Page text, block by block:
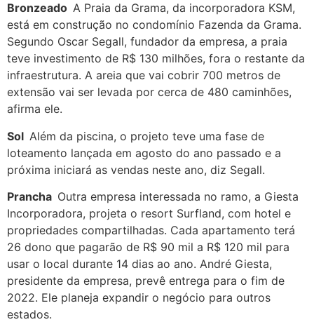
Bronzeado A Praia da Grama, da incorporadora KSM,
está em construção no condomínio Fazenda da Grama.
Segundo Oscar Segall, fundador da empresa, a praia
teve investimento de R$ 130 milhões, fora o restante da
infraestrutura. A areia que vai cobrir 700 metros de
extensão vai ser levada por cerca de 480 caminhões,
afirma ele.
Sol Além da piscina, o projeto teve uma fase de
loteamento lançada em agosto do ano passado e a
próxima iniciará as vendas neste ano, diz Segall.
Prancha Outra empresa interessada no ramo, a Giesta
Incorporadora, projeta o resort Surfland, com hotel e
propriedades compartilhadas. Cada apartamento terá
26 dono que pagarão de R$ 90 mil a R$ 120 mil para
usar o local durante 14 dias ao ano. André Giesta,
presidente da empresa, prevê entrega para o fim de
2022. Ele planeja expandir o negócio para outros
estados.